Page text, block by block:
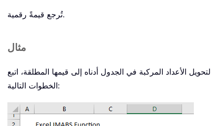
تُرجع قيمةً رقمية.
مثال
لتحويل الأعداد المركبة في الجدول أدناه إلى قيمها المطلقة، اتبع
الخطوات التالية: